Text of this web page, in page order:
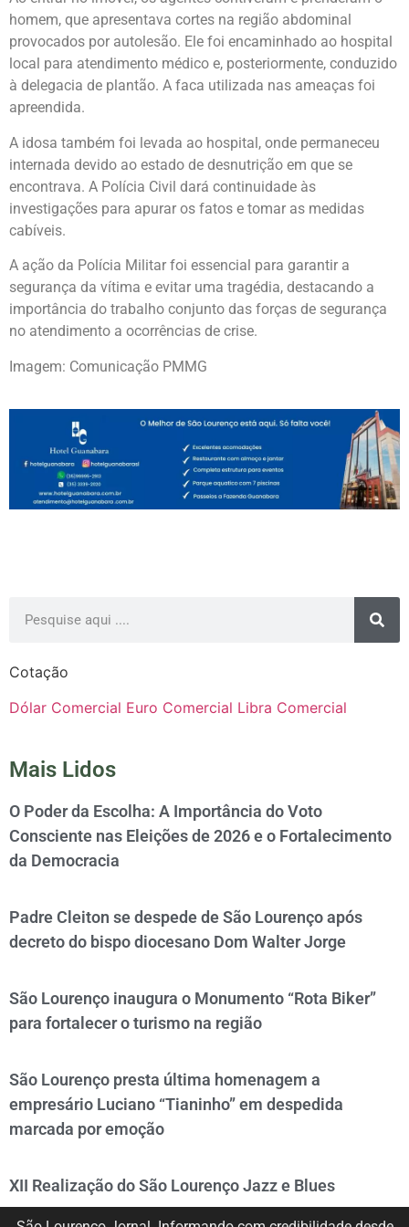
homem, que apresentava cortes na região abdominal
provocados por autolesão. Ele foi encaminhado ao hospital
local para atendimento médico e, posteriormente, conduzido
à delegacia de plantão. A faca utilizada nas ameaças foi
apreendida.
A idosa também foi levada ao hospital, onde permaneceu
internada devido ao estado de desnutrição em que se
encontrava. A Polícia Civil dará continuidade às
investigações para apurar os fatos e tomar as medidas
cabíveis.
A ação da Polícia Militar foi essencial para garantir a
segurança da vítima e evitar uma tragédia, destacando a
importância do trabalho conjunto das forças de segurança
no atendimento a ocorrências de crise.
Imagem: Comunicação PMMG
Cotação
Dólar Comercial Euro Comercial Libra Comercial
Mais Lidos
O Poder da Escolha: A Importância do Voto
Consciente nas Eleições de 2026 e o Fortalecimento
da Democracia
Padre Cleiton se despede de São Lourenço após
decreto do bispo diocesano Dom Walter Jorge
São Lourenço inaugura o Monumento “Rota Biker”
para fortalecer o turismo na região
São Lourenço presta última homenagem a
empresário Luciano “Tianinho” em despedida
marcada por emoção
XII Realização do São Lourenço Jazz e Blues